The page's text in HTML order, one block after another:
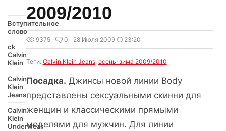
Вступительное
слово
ck
Calvin
Klein
Calvin
Klein
Jeans
Calvin
Klein
Underwear
2009/2010
9375 0 28 Июля 2009 23:20
Теги: Calvin Klein Jeans, осень-зима 2009/2010
Посадка. Джинсы новой линии Body
представлены сексуальными скинни для
женщин и классическими прямыми
моделями для мужчин. Для линии